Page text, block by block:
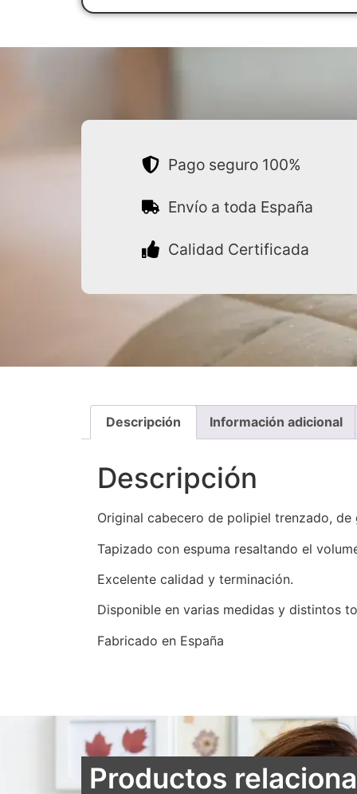
Pago seguro 100%
Envío a toda España
Calidad Certificada
Descripción Información adicional
Descripción
Original cabecero de polipiel trenzado,
Tapizado con espuma resaltando el
Excelente calidad y terminación.
Disponible en varias medidas y distintos
Fabricado en España
Productos